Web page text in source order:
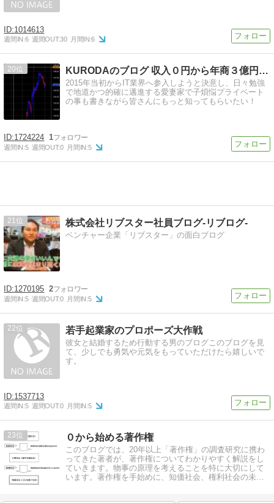
1014613
週間IN:6 週間OUT:30 月間IN:6
20 KURODAのブログ 収入０円から年商３億円の道なり
2015年当初からIT業界へ参入しようと決意し、日々勉強
で地道かつ的確に邁進する愛妻家で子煩悩プライベート
の事も書きながら皆さんにもっと知ってもらいたい！
1724224 1
週間IN:5 週間OUT:0 月間IN:5
21 株式会社リブスター社員ブログ-リブログ-
ベンチャー企業「リブスター」の面白ブログ
1270195 2
週間IN:5 週間OUT:0 月間IN:5
22 若手起業家のプロポーズ大作戦
彼女と結婚するため行動する男のブログこのブログを見
て、少しでも勇気や元気をもっていただけたら嬉しいで
す。
1537713
週間IN:5 週間OUT:0 月間IN:5
23 ０から始める著作権
このブログでは、20年以上「著作権」の調査研究に携わ
ってきた著者が、著作権についてわかりやすく解説をし
ていきます。物事の原理を考えることを特に大切にして
います。著作権を手始めに、知価社会、権利社会の未来